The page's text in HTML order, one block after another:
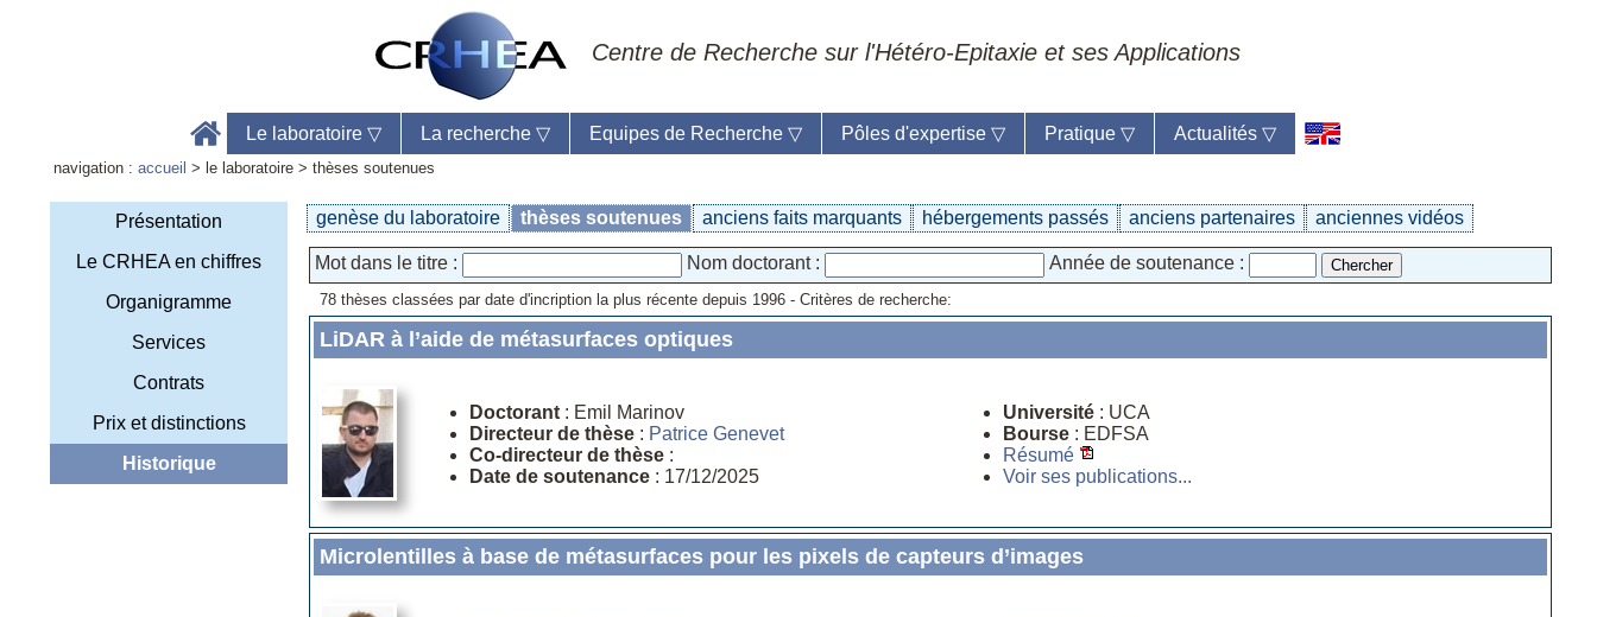
Centre de Recherche sur l'Hétéro-Epitaxie et ses Applications
Le laboratoire▽ La recherche▽ Equipes de Recherche▽ Pôles d'expertise▽ Pratique▽ Actualités▽
navigation :accueil > le laboratoire > thèses soutenues
Présentation
Le CRHEA en chiffres
Organigramme
Services
Contrats
Prix et distinctions
Historique
genèse du laboratoire thèses soutenues anciens faits marquants hébergements passés anciens partenaires anciennes vidéos
Mot dans le titre : Nom doctorant : Année de soutenance :
78 thèses classées par date d'incription la plus récente depuis 1996 - Critères de recherche:
LiDAR à l’aide de métasurfaces optiques
Doctorant : Emil Marinov
Directeur de thèse : Patrice Genevet
Co-directeur de thèse :
Date de soutenance : 17/12/2025
Université : UCA
Bourse : EDFSA
Résumé
Voir ses publications...
Microlentilles à base de métasurfaces pour les pixels de capteurs d’images
Accueil du laboratoire :Anne-Marie Cornuet
Téléphone: +33 4 93 95 42 00
Webmestre